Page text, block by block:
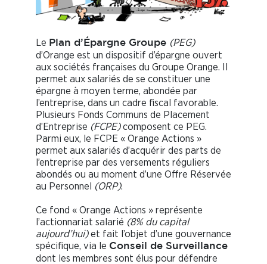
Le Plan d’Épargne Groupe (PEG)
d’Orange est un dispositif d’épargne ouvert
aux sociétés françaises du Groupe Orange. Il
permet aux salariés de se constituer une
épargne à moyen terme, abondée par
l’entreprise, dans un cadre fiscal favorable.
Plusieurs Fonds Communs de Placement
d’Entreprise (FCPE)composent ce PEG.
Parmi eux, le FCPE « Orange Actions »
permet aux salariés d’acquérir des parts de
l’entreprise par des versements réguliers
abondés ou au moment d’une Offre Réservée
au Personnel
(ORP).
Ce fond « Orange Actions » représente
l’actionnariat salarié (8% du capital
aujourd’hui)et fait l’objet d’une gouvernance
spécifique, via le Conseil de Surveillance
dont les membres sont élus pour défendre